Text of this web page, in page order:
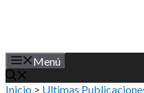
Menú
Inicio > Ultimas